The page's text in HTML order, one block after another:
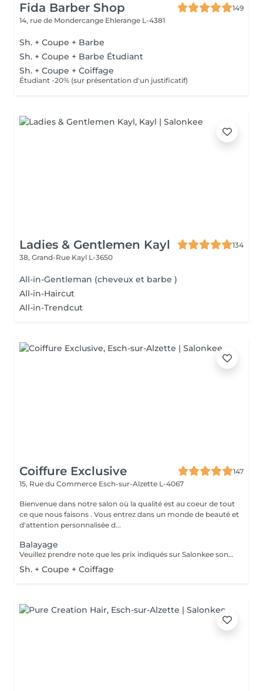
Fida Barber Shop
149
14, rue de Mondercange Ehlerange L-4381
Sh. + Coupe + Barbe
Sh. + Coupe + Barbe Étudiant
Sh. + Coupe + Coiffage
Étudiant -20% (sur présentation d'un justificatif)
Ladies & Gentlemen Kayl
134
38, Grand-Rue Kayl L-3650
All-in-Gentleman (cheveux et barbe )
All-in-Haircut
All-in-Trendcut
Coiffure Exclusive
147
15, Rue du Commerce Esch-sur-Alzette L-4067
Bienvenue dans notre salon où la qualité est au coeur de tout
ce que nous faisons . Vous entrez dans un monde de beauté et
d'attention personnalisée d...
Balayage
Veuillez prendre note que les prix indiqués sur Salonkee sont communiqués à titre informatif et s'entendent de base. Ces derniers sont susceptibles de varier selon le diagnostic réalisé à votre arrivée au salon et l'expertise du professionnel à qui vous confiez votre beauté. Dans tous les cas, un devis précis vous sera proposé et toutes réalisations de prestations seront effectuées avec votre accord. Un grand merci d'avance pour votre compréhension. Au plaisir de vous recevoir très vite.
Sh. + Coupe + Coiffage